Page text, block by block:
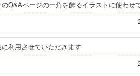
Q&Aページの一角を飾るイラストに使わせ
利用させていただきます